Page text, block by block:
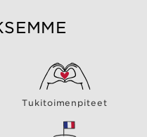
Tukitoimenpiteet